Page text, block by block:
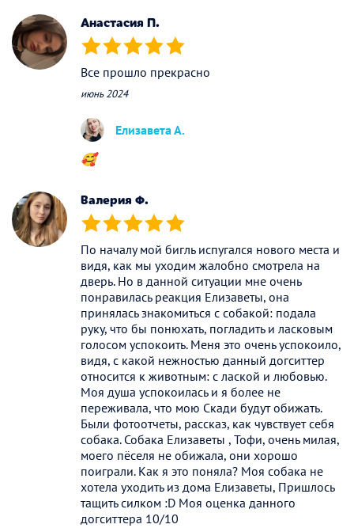
Анастасия П.
(*) (*) (*) (*) (*)
Все прошло прекрасно
июнь 2024
Елизавета А.
🥰
Валерия Ф.
(*) (*) (*) (*) (*)
По началу мой бигль испугался нового места и
видя, как мы уходим жалобно смотрела на
дверь. Но в данной ситуации мне очень
понравилась реакция Елизаветы, она
принялась знакомиться с собакой: подала
руку, что бы понюхать, погладить и ласковым
голосом успокоить. Меня это очень успокоило,
видя, с какой нежностью данный догситтер
относится к животным: с лаской и любовью.
Моя душа успокоилась и я более не
переживала, что мою Скади будут обижать.
Были фотоотчеты, рассказ, как чувствует себя
собака. Собака Елизаветы , Тофи, очень милая,
моего пёселя не обижала, они хорошо
поиграли. Как я это поняла? Моя собака не
хотела уходить из дома Елизаветы, Пришлось
тащить силком :D Моя оценка данного
догситтера 10/10